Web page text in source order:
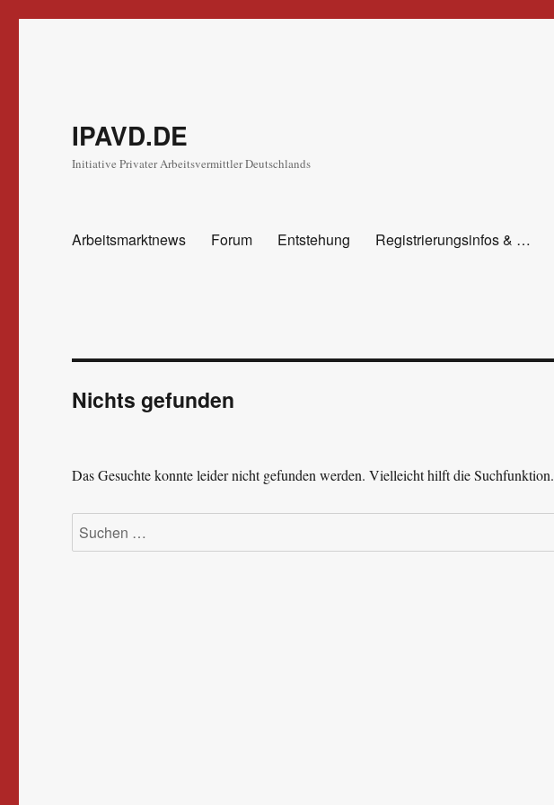
IPAVD.DE
Initiative Privater Arbeitsvermittler Deutschlands
Arbeitsmarktnews Forum Entstehung Registrierungsinfos & …
Nichts gefunden
Das Gesuchte konnte leider nicht gefunden werden. Vielleicht hilft die Suchfunktion.
Suchen
nach: